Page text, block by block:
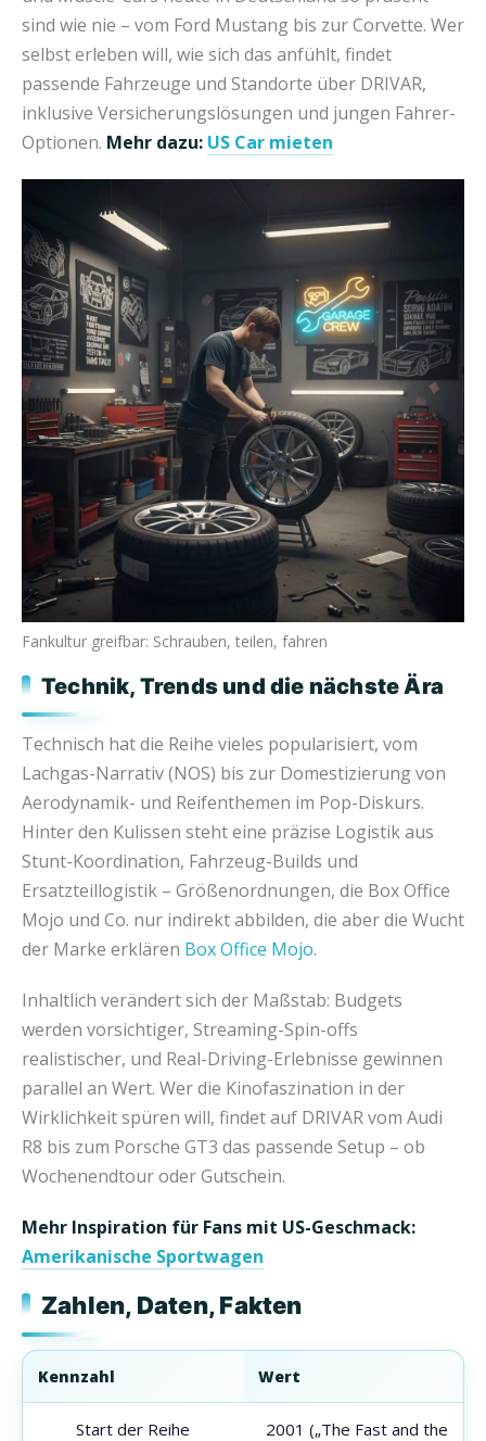
sind wie nie – vom Ford Mustang bis zur Corvette. Wer
selbst erleben will, wie sich das anfühlt, findet
passende Fahrzeuge und Standorte über DRIVAR,
inklusive Versicherungslösungen und jungen Fahrer-
Optionen. Mehr dazu: US Car mieten
Fankultur greifbar: Schrauben, teilen, fahren
Technik, Trends und die nächste Ära
Technisch hat die Reihe vieles popularisiert, vom
Lachgas-Narrativ (NOS) bis zur Domestizierung von
Aerodynamik- und Reifenthemen im Pop-Diskurs.
Hinter den Kulissen steht eine präzise Logistik aus
Stunt-Koordination, Fahrzeug-Builds und
Ersatzteillogistik – Größenordnungen, die Box Office
Mojo und Co. nur indirekt abbilden, die aber die Wucht
der Marke erklären Box Office Mojo.
Inhaltlich verändert sich der Maßstab: Budgets
werden vorsichtiger, Streaming-Spin-offs
realistischer, und Real-Driving-Erlebnisse gewinnen
parallel an Wert. Wer die Kinofaszination in der
Wirklichkeit spüren will, findet auf DRIVAR vom Audi
R8 bis zum Porsche GT3 das passende Setup – ob
Wochenendtour oder Gutschein.
Mehr Inspiration für Fans mit US-Geschmack:
Amerikanische Sportwagen
Zahlen, Daten, Fakten
Kennzahl Wert
Start der Reihe
2001 („The Fast and the